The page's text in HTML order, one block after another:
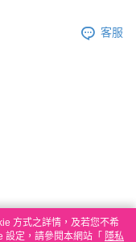
客服
方式之詳情，及若您不希
設定，請參閱本網站「 隱私